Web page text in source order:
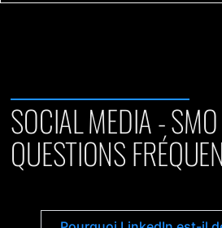
SOCIAL MEDIA -
QUESTIONS